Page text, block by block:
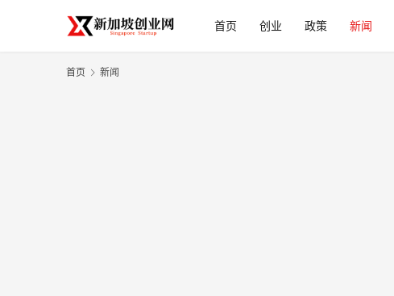
首页 创业 政策 新闻
首页 新闻